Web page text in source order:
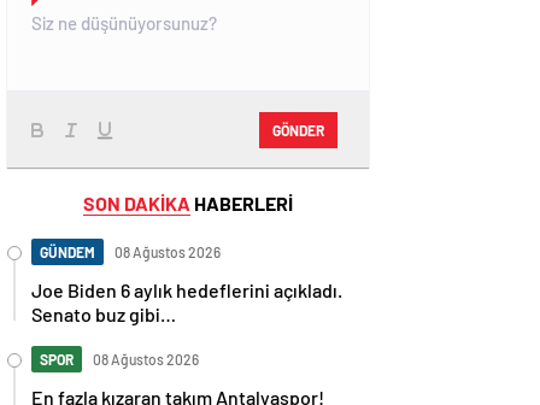
GÖNDER
SON DAKİKA HABERLERİ
GÜNDEM 08 Ağustos 2026
Joe Biden 6 aylık hedeflerini açıkladı.
Senato buz gibi…
SPOR 08 Ağustos 2026
En fazla kızaran takım Antalyaspor!